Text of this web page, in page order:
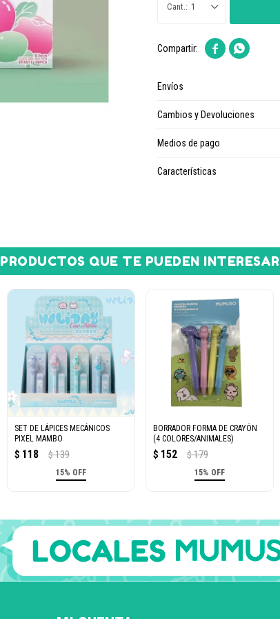
1
 
Envíos
Cambios y Devoluciones
Medios de pago
Características
PRODUCTOS QUE TE PUEDEN INTERESAR
SET DE LÁPICES MECÁNICOS
PIXEL MAMBO
$ 118 $ 139
15% OFF
BORRADOR FORMA DE CRAYÓN
(4 COLORES/ANIMALES)
$ 152 $ 179
15% OFF